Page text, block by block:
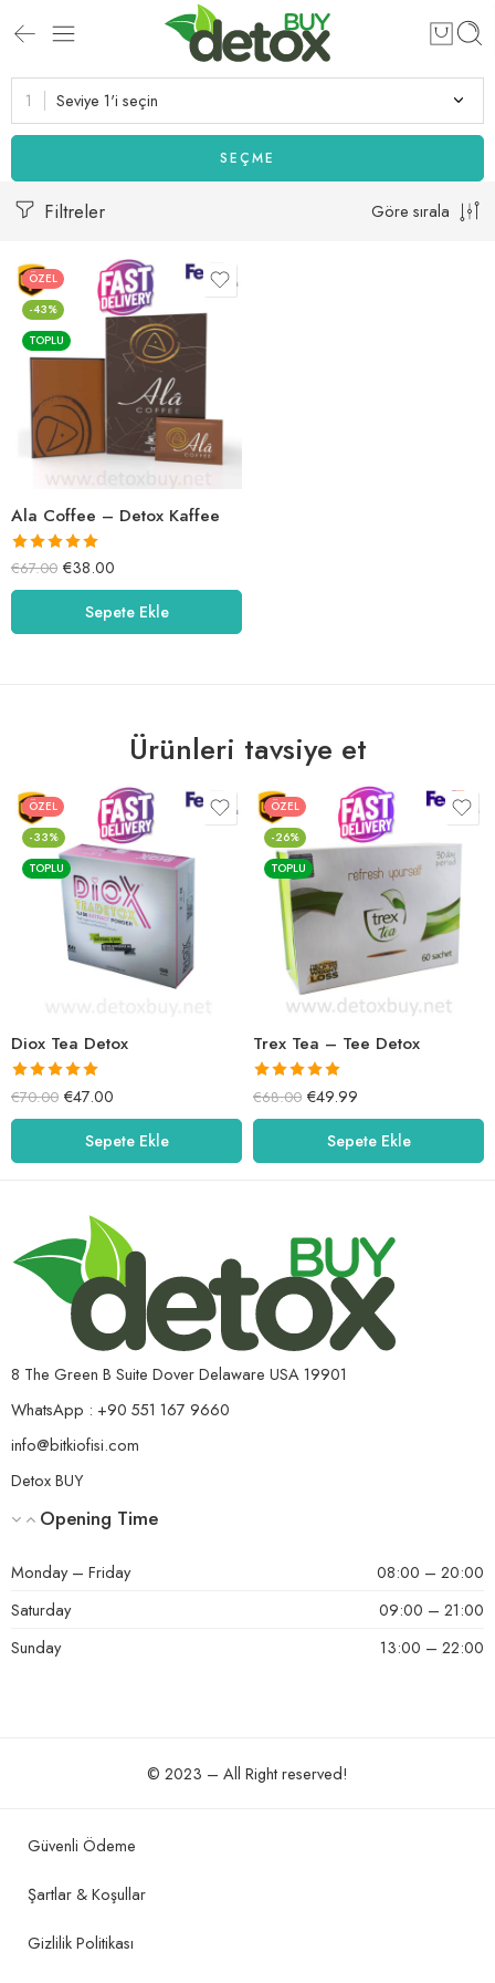
Seviye 1'i seçin
SEÇME
Filtreler Göre sırala
ÖZEL
-43%
TOPLU
Ala Coffee – Detox Kaffee
5 üzerinden
5.00oy aldı
€67.00 €38.00
Sepete Ekle
Ürünleri tavsiye et
ÖZEL
-33%
TOPLU
Diox Tea Detox
5 üzerinden
5.00oy aldı
€70.00 €47.00
Sepete Ekle
ÖZEL
-26%
TOPLU
Trex Tea – Tee Detox
5 üzerinden
5.00oy aldı
€68.00 €49.99
Sepete Ekle
8 The Green B Suite Dover Delaware USA 19901
WhatsApp : +90 551 167 9660
info@bitkiofisi.com
Detox BUY
Opening Time
Monday – Friday
08:00 – 20:00
Saturday
09:00 – 21:00
Sunday
13:00 – 22:00
© 2023 – All Right reserved!
Güvenli Ödeme
Şartlar & Koşullar
Gizlilik Politikası